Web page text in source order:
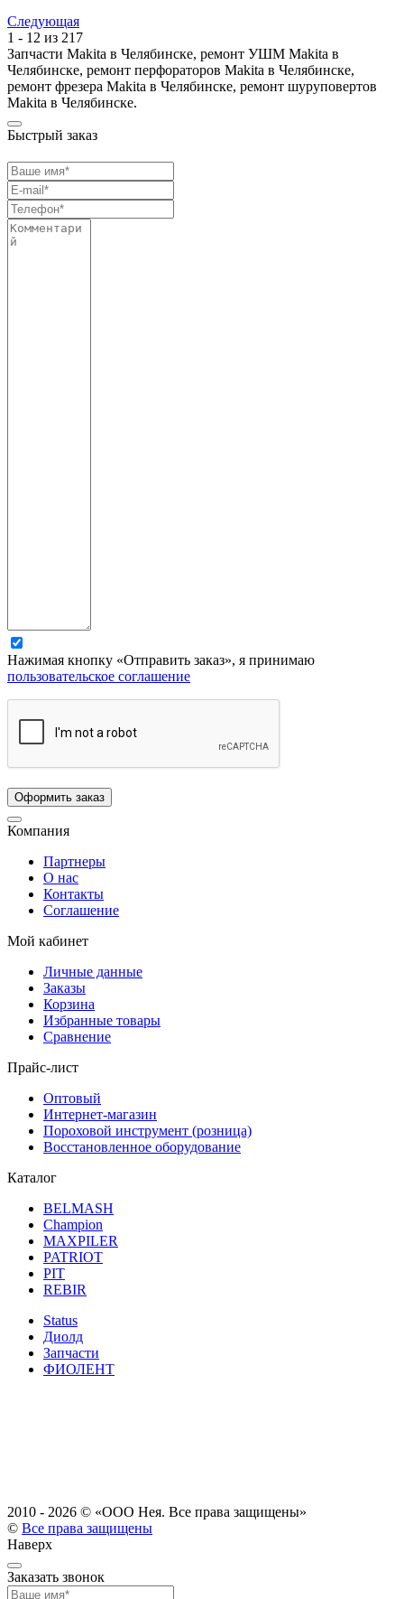
Следующая
1 - 12 из 217
Запчасти Makita в Челябинске, ремонт УШМ Makita в
Челябинске, ремонт перфораторов Makita в Челябинске,
ремонт фрезера Makita в Челябинске, ремонт шуруповертов
Makita в Челябинске.
Быстрый заказ
Нажимая кнопку «Отправить заказ», я принимаю
пользовательское соглашение
Компания
Партнеры
О нас
Контакты
Соглашение
Мой кабинет
Личные данные
Заказы
Корзина
Избранные товары
Сравнение
Прайс-лист
Оптовый
Интернет-магазин
Пороховой инструмент (розница)
Восстановленное оборудование
Каталог
BELMASH
Champion
MAXPILER
PATRIOT
PIT
REBIR
Status
Диолд
Запчасти
ФИОЛЕНТ
2010 - 2026 © «ООО Нея. Все права защищены»
© Все права защищены
Наверх
Заказать звонок